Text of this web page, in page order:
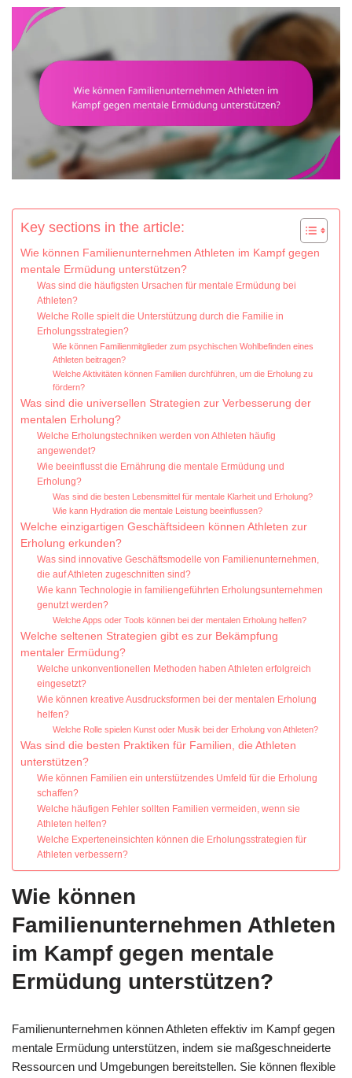
Key sections in the article:
Wie können Familienunternehmen Athleten im Kampf gegen
mentale Ermüdung unterstützen?
Was sind die häufigsten Ursachen für mentale Ermüdung bei
Athleten?
Welche Rolle spielt die Unterstützung durch die Familie in
Erholungsstrategien?
Wie können Familienmitglieder zum psychischen Wohlbefinden eines
Athleten beitragen?
Welche Aktivitäten können Familien durchführen, um die Erholung zu
fördern?
Was sind die universellen Strategien zur Verbesserung der
mentalen Erholung?
Welche Erholungstechniken werden von Athleten häufig
angewendet?
Wie beeinflusst die Ernährung die mentale Ermüdung und
Erholung?
Was sind die besten Lebensmittel für mentale Klarheit und Erholung?
Wie kann Hydration die mentale Leistung beeinflussen?
Welche einzigartigen Geschäftsideen können Athleten zur
Erholung erkunden?
Was sind innovative Geschäftsmodelle von Familienunternehmen,
die auf Athleten zugeschnitten sind?
Wie kann Technologie in familiengeführten Erholungsunternehmen
genutzt werden?
Welche Apps oder Tools können bei der mentalen Erholung helfen?
Welche seltenen Strategien gibt es zur Bekämpfung
mentaler Ermüdung?
Welche unkonventionellen Methoden haben Athleten erfolgreich
eingesetzt?
Wie können kreative Ausdrucksformen bei der mentalen Erholung
helfen?
Welche Rolle spielen Kunst oder Musik bei der Erholung von Athleten?
Was sind die besten Praktiken für Familien, die Athleten
unterstützen?
Wie können Familien ein unterstützendes Umfeld für die Erholung
schaffen?
Welche häufigen Fehler sollten Familien vermeiden, wenn sie
Athleten helfen?
Welche Experteneinsichten können die Erholungsstrategien für
Athleten verbessern?
Wie können
Familienunternehmen Athleten
im Kampf gegen mentale
Ermüdung unterstützen?
Familienunternehmen können Athleten effektiv im Kampf gegen
mentale Ermüdung unterstützen, indem sie maßgeschneiderte
Ressourcen und Umgebungen bereitstellen. Sie können flexible